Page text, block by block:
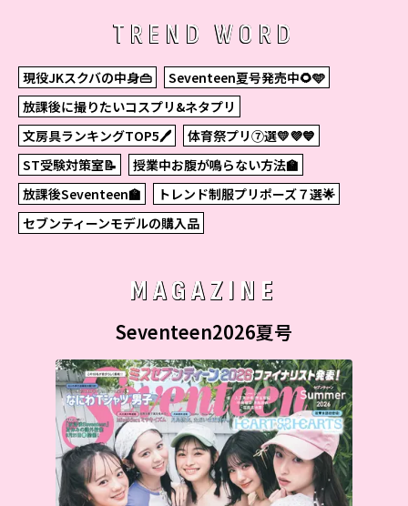
TREND WORD
現役JKスクバの中身👜
Seventeen夏号発売中🌻🩵
放課後に撮りたいコスプリ&ネタプリ
文房具ランキングTOP5🖊
体育祭プリ⑦選💛💜💙
ST受験対策室📝
授業中お腹が鳴らない方法🏫
放課後Seventeen🏫
トレンド制服プリポーズ７選🌟
セブンティーンモデルの購入品
MAGAZINE
Seventeen2026夏号